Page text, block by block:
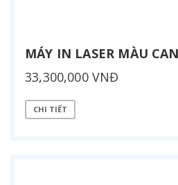
MÁY IN LASER MÀU
33,300,000 VNĐ
CHI TIẾT